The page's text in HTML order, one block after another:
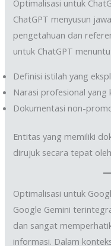
Optimalisasi untuk
ChatGPT menyusun
pengetahuan dan
untuk ChatGPT
Definisi istilah yang
Narasi profesional yang
Dokumentasi non-
Entitas yang memiliki
dirujuk secara tepat
Optimalisasi untuk
Google Gemini
dan sangat
informasi. Dalam